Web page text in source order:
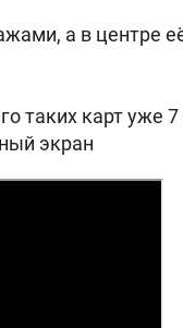
а в центре
таких карт уже
экран